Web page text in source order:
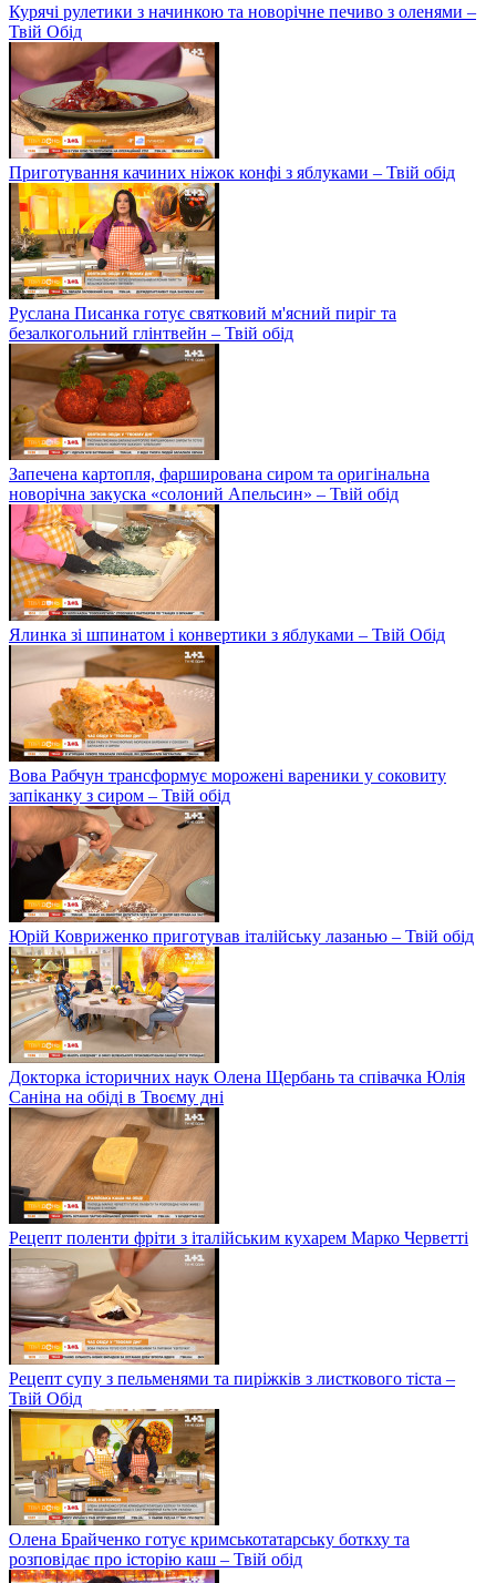
Курячі рулетики з начинкою та новорічне печиво з оленями –
Твій Обід
Приготування качиних ніжок конфі з яблуками – Твій обід
Руслана Писанка готує святковий м'ясний пиріг та
безалкогольний глінтвейн – Твій обід
Запечена картопля, фарширована сиром та оригінальна
новорічна закуска «солоний Апельсин» – Твій обід
Ялинка зі шпинатом і конвертики з яблуками – Твій Обід
Вова Рабчун трансформує морожені вареники у соковиту
запіканку з сиром – Твій обід
Юрій Ковриженко приготував італійську лазанью – Твій обід
Докторка історичних наук Олена Щербань та співачка Юлія
Саніна на обіді в Твоєму дні
Рецепт поленти фріти з італійським кухарем Марко Черветті
Рецепт супу з пельменями та пиріжків з листкового тіста –
Твій Обід
Олена Брайченко готує кримськотатарську боткху та
розповідає про історію каш – Твій обід